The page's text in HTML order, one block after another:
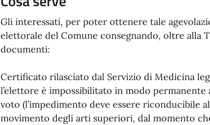
Gli interessati, per poter ottenere tale
elettorale del Comune consegnando, oltre alla
documenti:
Certificato rilasciato dal Servizio di Medicina
l’elettore è impossibilitato in modo
voto (l’impedimento deve essere riconducibile
movimento degli arti superiori, dal momento